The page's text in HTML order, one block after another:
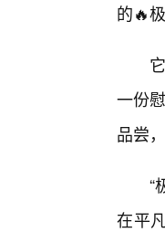
的🔥
一份
品尝
“
在平